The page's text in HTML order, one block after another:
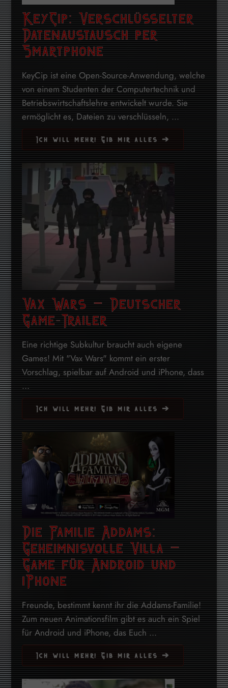
KeyCip: Verschlüsselter
Datenaustausch per
Smartphone
KeyCip ist eine Open-Source-Anwendung, welche
von einem Studenten der Computertechnik und
Betriebswirtschaftslehre entwickelt wurde. Sie
ermöglicht es, Dateien zu verschlüsseln, ...
Ich will mehr! Gib mir alles ➔
Vax Wars – Deutscher
Game-Trailer
Eine richtige Subkultur braucht auch eigene
Games! Mit "Vax Wars" kommt ein erster
Vorschlag, spielbar auf Android und iPhone, dass
...
Ich will mehr! Gib mir alles ➔
Die Familie Addams:
Geheimnisvolle Villa –
Game für Android und
iPhone
Freunde, bestimmt kennt ihr die Addams-Familie!
Zum neuen Animationsfilm gibt es auch ein Spiel
für Android und iPhone, das Euch ...
Ich will mehr! Gib mir alles ➔